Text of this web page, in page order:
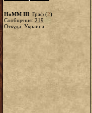
HoMM III: Граф (2)
Сообщения: 219
Откуда: Украина